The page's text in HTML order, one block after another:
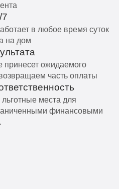
в любое время суток
на дом
принесет ожидаемого
часть оплаты
места для
финансовыми